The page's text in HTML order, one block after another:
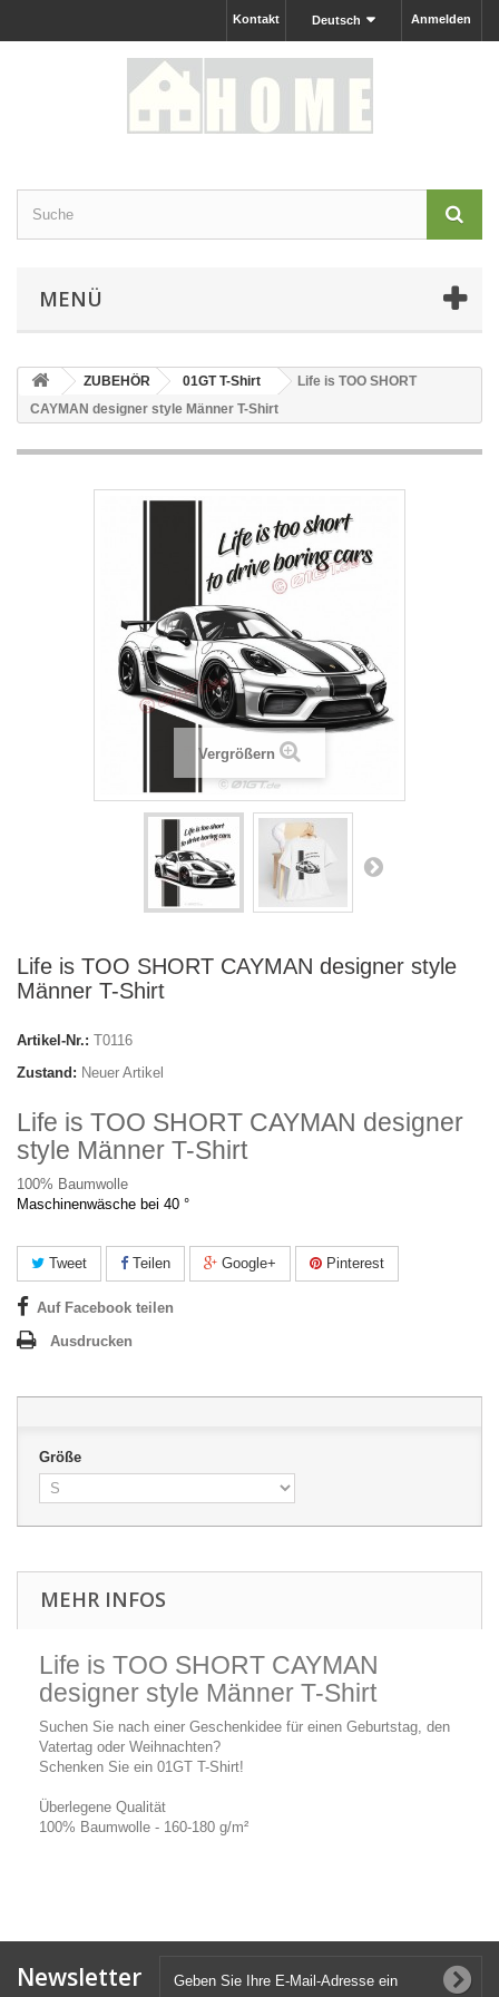
Anmelden
Deutsch
Kontakt
MENÜ
ZUBEHÖR 01GT T-Shirt
Life is TOO SHORT
CAYMAN designer style Männer T-Shirt
Vergrößern
Life is TOO SHORT CAYMAN designer style
Männer T-Shirt
Artikel-Nr.: T0116
Zustand: Neuer Artikel
Life is TOO SHORT CAYMAN designer
style Männer T-Shirt
100% Baumwolle
Maschinenwäsche bei 40 °
Tweet Teilen Google+ Pinterest
Auf Facebook teilen
Ausdrucken
Größe
MEHR INFOS
Life is TOO SHORT CAYMAN
designer style Männer T-Shirt
Suchen Sie nach einer Geschenkidee für einen Geburtstag, den
Vatertag oder Weihnachten?
Schenken Sie ein 01GT T-Shirt!
Überlegene Qualität
100% Baumwolle - 160-180 g/m²
Newsletter